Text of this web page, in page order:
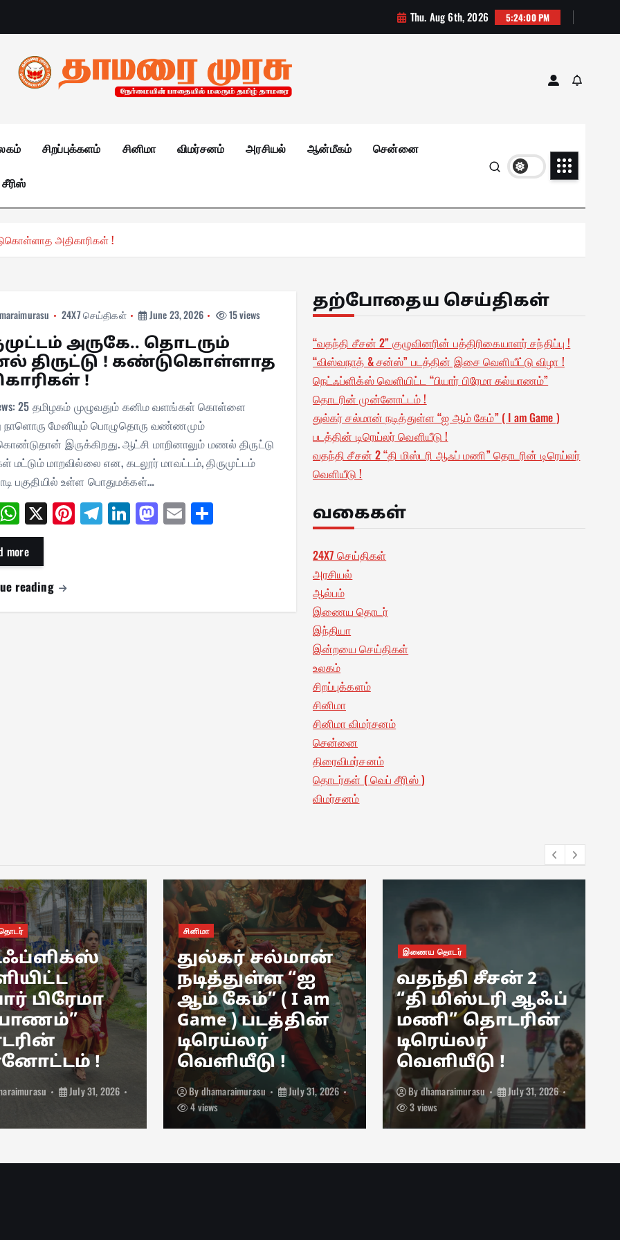
Thu. Aug 6th, 2026 5:24:01 PM
சிறப்புக்களம் சினிமா விமர்சனம் அரசியல் ஆன்மீகம் சென்னை
அதிகாரிகள் !
24X7 செய்திகள் June 23, 2026 15 views
அருகே.. தொடரும்
திருட்டு ! கண்டுகொள்ளாத
!
25 தமிழகம் முழுவதும் கனிம வளங்கள் கொள்ளை
நாளொரு மேனியும் பொழுதொரு வண்ணமும்
இருக்கிறது. ஆட்சி மாறினாலும் மணல் திருட்டு
மட்டும் மாறவில்லை என, கடலூர் மாவட்டம், திருமுட்டம்
பகுதியில் உள்ள பொதுமக்கள்…
W
ha
ts
A
pp
X Pi
nt
Te
le
Li
nk
M
as
E
m
more
reading
தற்போதைய செய்திகள்
“வதந்தி சீசன் 2” குழுவினரின் பத்திரிகையாளர் சந்திப்பு !
“விஸ்வநாத் & சன்ஸ்” படத்தின் இசை வெளியீட்டு விழா !
நெட்ஃப்ளிக்ஸ் வெளியிட்ட “பியார் பிரேமா கல்யாணம்”
தொடரின் முன்னோட்டம் !
துல்கர் சல்மான் நடித்துள்ள “ஐ ஆம் கேம்” ( I am Game )
படத்தின் டிரெய்லர் வெளியீடு !
வதந்தி சீசன் 2 “தி மிஸ்டரி ஆஃப் மணி” தொடரின் டிரெய்லர்
வெளியீடு !
வகைகள்
24X7 செய்திகள்
அரசியல்
ஆல்பம்
இணைய தொடர்
இந்தியா
இன்றயை செய்திகள்
உலகம்
சிறப்புக்களம்
சினிமா
சினிமா விமர்சனம்
சென்னை
திரைவிமர்சனம்
தொடர்கள் ( வெப் சீரிஸ் )
விமர்சனம்
பிரேமா
!
July 31, 2026
சினிமா
துல்கர் சல்மான்
நடித்துள்ள “ஐ
ஆம் கேம்” ( I am
Game ) படத்தின்
டிரெய்லர்
வெளியீடு !
Bydhamaraimurasu
July 31, 2026
4 views
இணைய தொடர்
வதந்தி சீசன் 2
“தி மிஸ்டரி ஆஃப்
மணி” தொடரின்
டிரெய்லர்
வெளியீடு !
Bydhamaraimurasu
July 31, 2026
3 views